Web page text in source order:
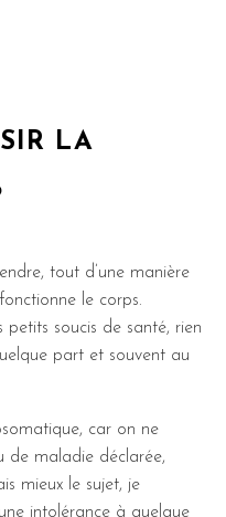
LA
tout d’une manière
le corps.
petits soucis de santé, rien
part et souvent au
car on ne
de maladie déclarée,
mieux le sujet, je
intolérance à quelque